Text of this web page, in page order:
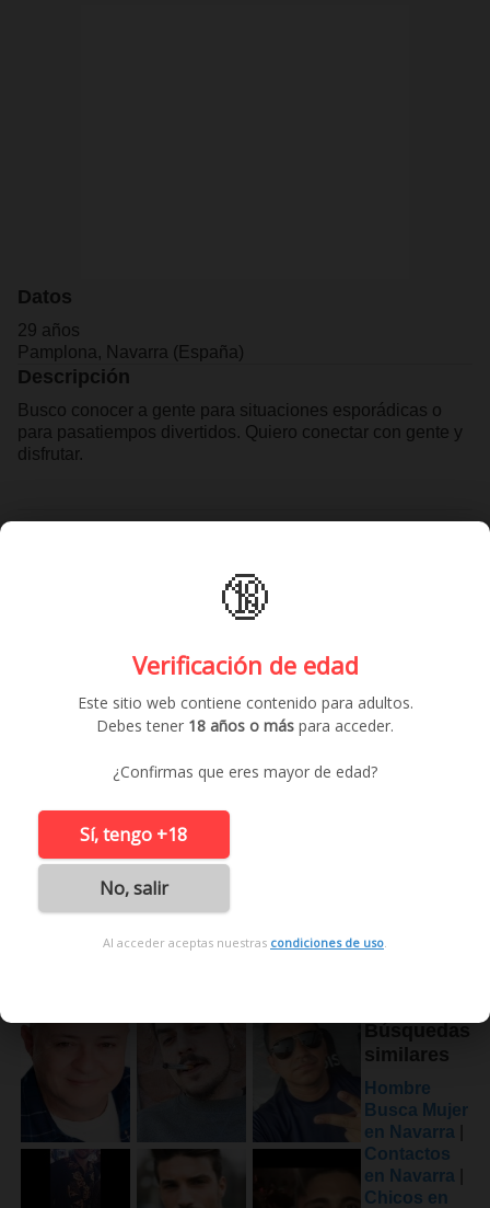
Datos
29 años
Pamplona, Navarra (España)
Descripción
Busco conocer a gente para situaciones esporádicas o
para pasatiempos divertidos. Quiero conectar con gente y
disfrutar.
Búsquedas
similares
Hombre
Busca Mujer
en Navarra
Contactos
en Navarra
Chicos en
🔞
Verificación de edad
Este sitio web contiene contenido para adultos.
Debes tener 18 años o más para acceder.
¿Confirmas que eres mayor de edad?
Sí, tengo +18
No, salir
Al acceder aceptas nuestras condiciones de uso